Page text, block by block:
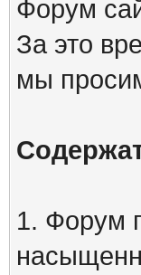
Форум
За это
мы
1. Форум